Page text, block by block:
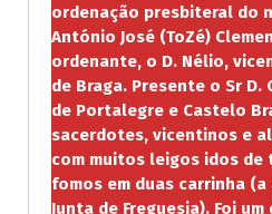
ordenação presbiteral do
António José (ToZé)
ordenante, o D. Nélio,
de Braga. Presente o Sr D.
de Portalegre e Castelo
sacerdotes, vicentinos e
com muitos leigos idos
fomos em duas carrinha
Junta de Freguesia). Foi